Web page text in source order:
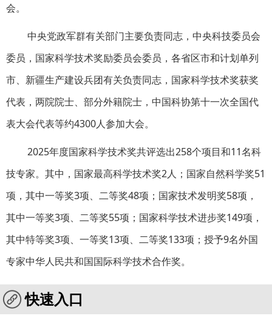
会。
中央党政军群有关部门主要负责同志，中央科技委员会
委员，国家科学技术奖励委员会委员，各省区市和计划单列
市、新疆生产建设兵团有关负责同志，国家科学技术奖获奖
代表，两院院士、部分外籍院士，中国科协第十一次全国代
表大会代表等约4300人参加大会。
2025年度国家科学技术奖共评选出258个项目和11名科
技专家。其中，国家最高科学技术奖2人；国家自然科学奖51
项，其中一等奖3项、二等奖48项；国家技术发明奖58项，
其中一等奖3项、二等奖55项；国家科学技术进步奖149项，
其中特等奖3项、一等奖13项、二等奖133项；授予9名外国
专家中华人民共和国国际科学技术合作奖。
快速入口